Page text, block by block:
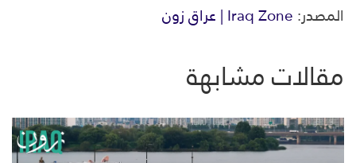
المصدر:Iraq Zone | عراق زون
مقالات مشابهة